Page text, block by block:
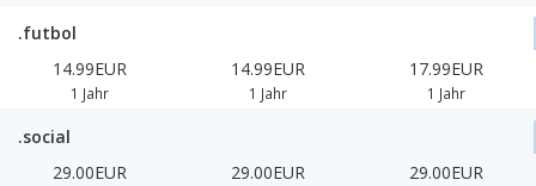
.futbol
14.99EUR
1 Jahr
14.99EUR
1 Jahr
17.99EUR
1 Jahr
.social
29.00EUR
29.00EUR 29.00EUR